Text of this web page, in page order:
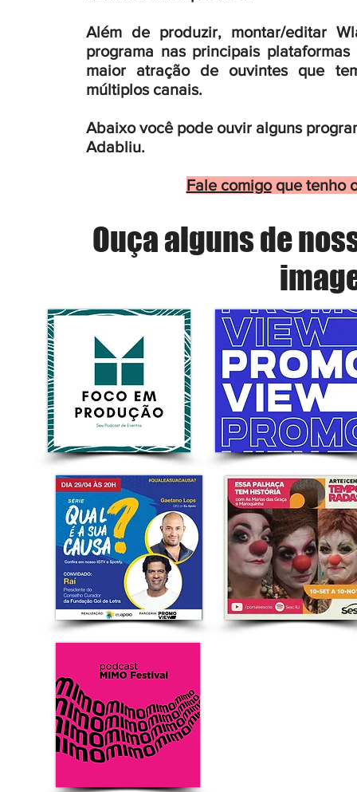
Além de produzir, montar/editar
programa nas principais
maior atração de ouvintes que
múltiplos canais.
Abaixo você pode ouvir alguns
Adabliu.
Fale comigo que tenho
Ouça alguns de